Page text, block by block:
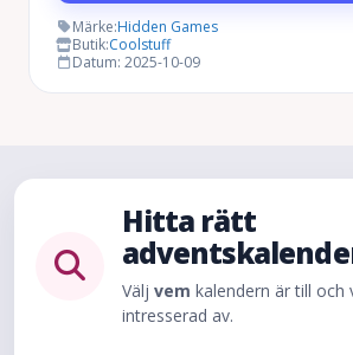
Märke:Hidden Games
Butik:Coolstuff
Datum: 2025-10-09
Hitta rätt
Välj vem kalendern är till och
intresserad av.